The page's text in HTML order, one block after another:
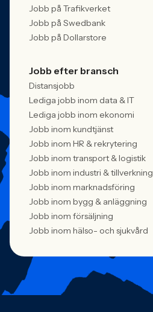
Jobb på Trafikverket
Jobb på Swedbank
Jobb på Dollarstore
Jobb efter bransch
Distansjobb
Lediga jobb inom data & IT
Lediga jobb inom ekonomi
Jobb inom kundtjänst
Jobb inom HR & rekrytering
Jobb inom transport & logistik
Jobb inom industri & tillverkning
Jobb inom marknadsföring
Jobb inom bygg & anläggning
Jobb inom försäljning
Jobb inom hälso- och sjukvård